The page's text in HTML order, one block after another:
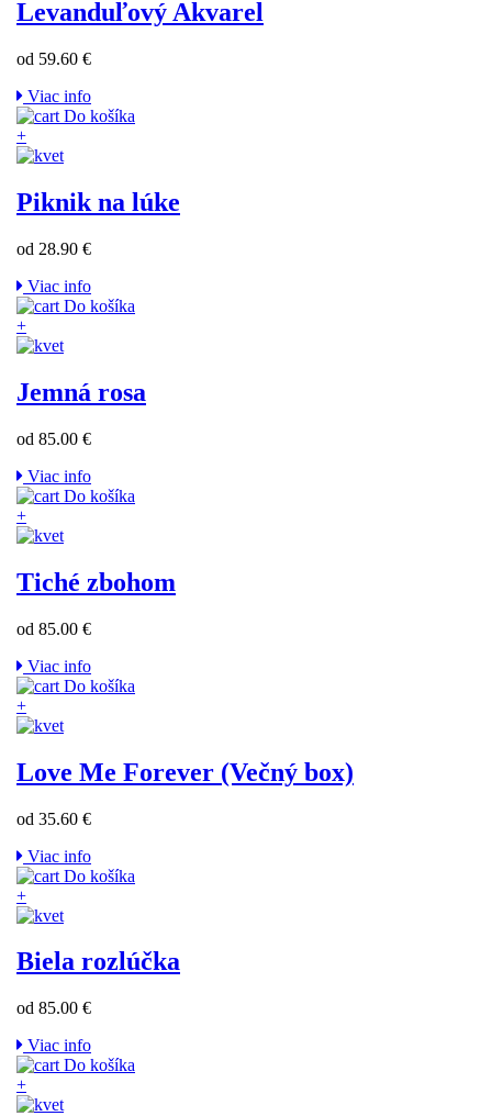
Levanduľový Akvarel
od 59.60 €
Viac info
Do košíka
+
Piknik na lúke
od 28.90 €
Viac info
Do košíka
+
Jemná rosa
od 85.00 €
Viac info
Do košíka
+
Tiché zbohom
od 85.00 €
Viac info
Do košíka
+
Love Me Forever (Večný box)
od 35.60 €
Viac info
Do košíka
+
Biela rozlúčka
od 85.00 €
Viac info
Do košíka
+